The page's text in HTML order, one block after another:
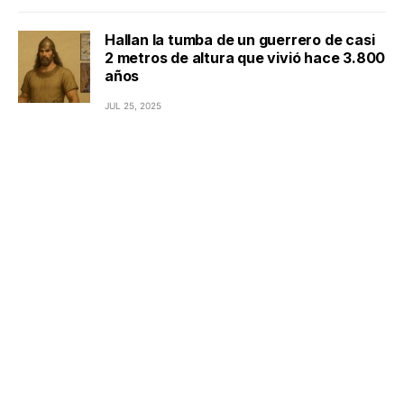
Hallan la tumba de un guerrero de casi
2 metros de altura que vivió hace 3.800
años
JUL 25, 2025